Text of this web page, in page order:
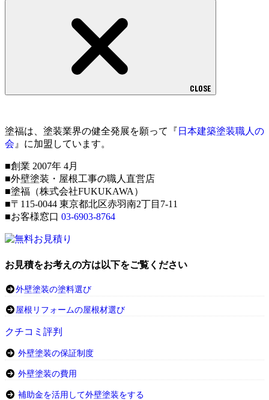
CLOSE
塗福は、塗装業界の健全発展を願って『 日本建築塗装職人の
会 』に加盟しています。
■創業 2007年 4月
■外壁塗装・屋根工事の職人直営店
■塗福（株式会社FUKUKAWA）
■〒115-0044 東京都北区赤羽南2丁目7-11
■お客様窓口 03-6903-8764
お見積をお考えの方は以下をご覧ください
外壁塗装の塗料選び
屋根リフォームの屋根材選び
クチコミ評判
外壁塗装の保証制度
外壁塗装の費用
補助金を活用して外壁塗装をする